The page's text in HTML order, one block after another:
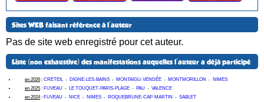
Sites WEB faisant référence à l'auteur
Pas de site web enregistré pour cet auteur.
Liste (non exhaustive) des manifestations auquelles l'auteur a déjà participé
en 2026 : CRETEIL - DIGNE-LES-BAINS - MONTAIGU-VENDÉE - MONTMORILLON - NIMES
en 2025 : FUVEAU - LE TOUQUET-PARIS-PLAGE - PAU - VALENCE
en 2024: FUVEAU - NICE - NIMES - ROQUEBRUNE-CAP-MARTIN - SABLET